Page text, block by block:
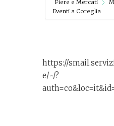
Fiere e Mercati
Eventi a Coreglia
https://
e/~/?